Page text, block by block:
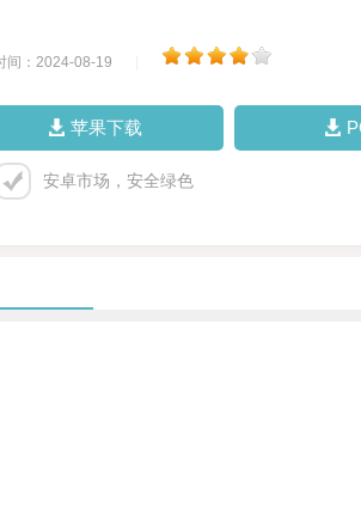
间：2024-08-19
苹果下载
安卓市场，安全绿色